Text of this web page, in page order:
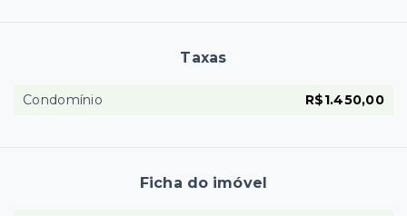
Taxas
Condomínio R$1.450,00
Ficha do imóvel